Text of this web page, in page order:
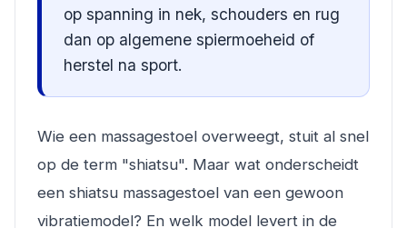
op spanning in nek, schouders en rug
dan op algemene spiermoeheid of
herstel na sport.
Wie een massagestoel overweegt, stuit al snel
op de term "shiatsu". Maar wat onderscheidt
een shiatsu massagestoel van een gewoon
vibratiemodel? En welk model levert in de